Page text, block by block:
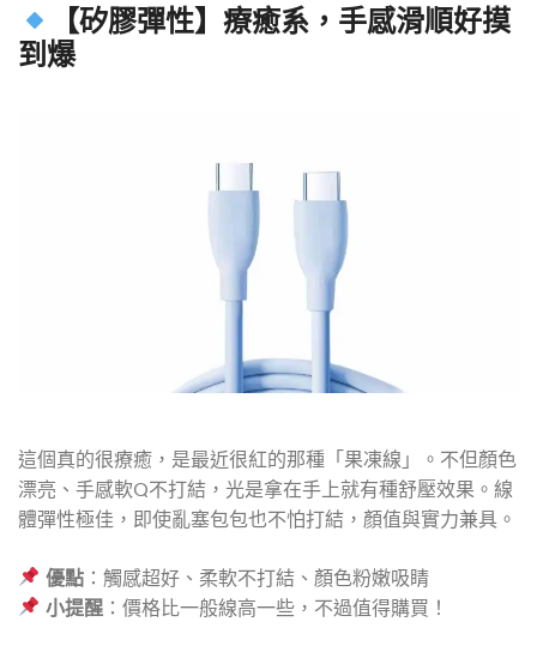
【矽膠彈性】療癒系，手感滑順好摸
到爆
這個真的很療癒，是最近很紅的那種「果凍線」。不但顏色
漂亮、手感軟Q不打結，光是拿在手上就有種舒壓效果。線
體彈性極佳，即使亂塞包包也不怕打結，顏值與實力兼具。
優點 ：觸感超好、柔軟不打結、顏色粉嫩吸睛
小提醒 ：價格比一般線高一些，不過值得購買！